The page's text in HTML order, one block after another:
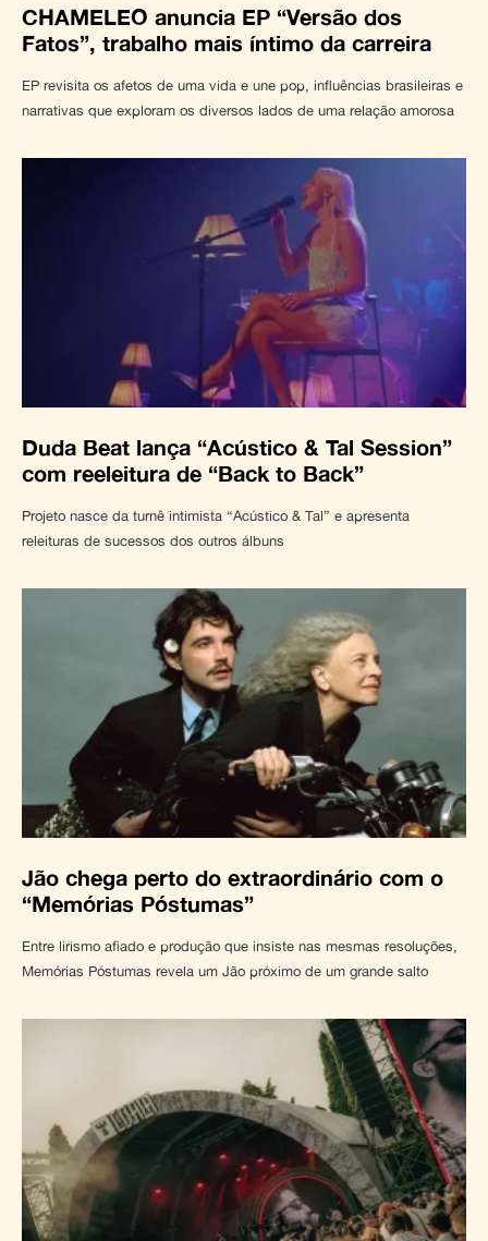
CHAMELEO anuncia EP “Versão dos
Fatos”, trabalho mais íntimo da carreira
EP revisita os afetos de uma vida e une pop, influências brasileiras e
narrativas que exploram os diversos lados de uma relação amorosa
Duda Beat lança “Acústico & Tal Session”
com reeleitura de “Back to Back”
Projeto nasce da turnê intimista “Acústico & Tal” e apresenta
releituras de sucessos dos outros álbuns
Jão chega perto do extraordinário com o
“Memórias Póstumas”
Entre lirismo afiado e produção que insiste nas mesmas resoluções,
Memórias Póstumas revela um Jão próximo de um grande salto